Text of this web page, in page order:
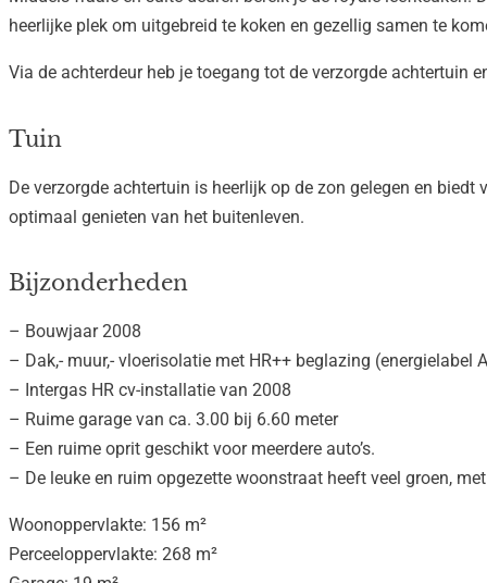
heerlijke plek om uitgebreid te koken en gezellig samen te
Via de achterdeur heb je toegang tot de verzorgde achtertuin
Tuin
De verzorgde achtertuin is heerlijk op de zon gelegen en
optimaal genieten van het buitenleven.
Bijzonderheden
– Bouwjaar 2008
– Dak,- muur,- vloerisolatie met HR++ beglazing (energielabel
– Intergas HR cv-installatie van 2008
– Ruime garage van ca. 3.00 bij 6.60 meter
– Een ruime oprit geschikt voor meerdere auto’s.
– De leuke en ruim opgezette woonstraat heeft veel groen,
Woonoppervlakte: 156 m²
Perceeloppervlakte: 268 m²